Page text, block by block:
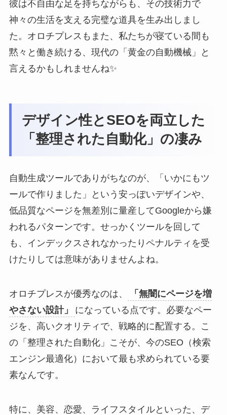
彼は不自由な足を持ちながらも、その技術力で
神々の生活を支える完璧な道具を生み出しまし
た。オロチプレスもまた、私たちが寝ている間も
黙々と働き続ける、現代の「黄金の自動機械」と
言えるかもしれませんね✨
デザイン性とSEOを両立した
「整理された自動化」の凄み
自動生成ツールでありがちなのが、「いかにもツ
ールで作りました」という安っぽいデザインや、
低品質なページを無差別に量産してGoogleから嫌
われるパターンです。せっかくツールを回して
も、インデックスされなかったりペナルティを受
けたりしては意味がありませんよね。
オロチプレスが優秀なのは、
「無闇にページを増
やさない設計」
になっている点です。必要なペー
ジを、高いクオリティで、戦略的に配置する。こ
の「整理された自動化」こそが、今のSEO（検索
エンジン最適化）において最も求められている要
素なんです。
特に、美容、恋愛、ライフスタイルといった、デ